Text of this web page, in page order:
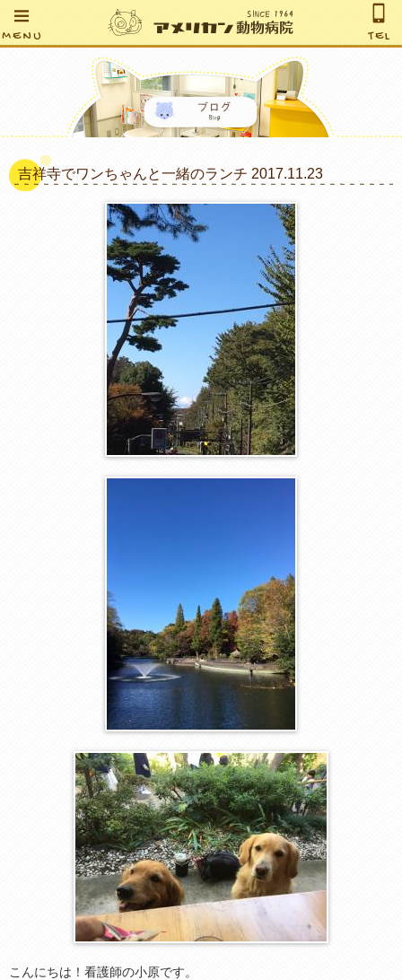
MENU TEL
吉祥寺でワンちゃんと一緒のランチ 2017.11.23
こんにちは！看護師の小原です。